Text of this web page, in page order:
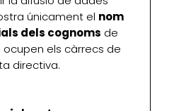
únicament el nom
dels cognoms de
els càrrecs de
directiva.